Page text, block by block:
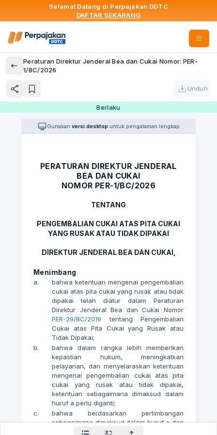
Selamat Datang di Perpajakan DDTC
DAFTAR SEKARANG
Peraturan Direktur Jenderal Bea dan Cukai Nomor: PER-
1/BC/2026
Unduh
Berlaku
Gunakan versi desktop untuk pengalaman lengkap
PERATURAN DIREKTUR JENDERAL
BEA DAN CUKAI
NOMOR PER-1/BC/2026
TENTANG
PENGEMBALIAN CUKAI ATAS PITA CUKAI
YANG RUSAK ATAU TIDAK DIPAKAI
DIREKTUR JENDERAL BEA DAN CUKAI,
Menimbang
a.
bahwa ketentuan mengenai pengembalian
cukai atas pita cukai yang rusak atau tidak
dipakai telah diatur dalam Peraturan
Direktur Jenderal Bea dan Cukai Nomor
PER-29/BC/2019 tentang Pengembalian
Cukai atas Pita Cukai yang Rusak atau
Tidak Dipakai;
b.
bahwa dalam rangka lebih memberikan
kepastian hukum, meningkatkan
pelayanan, dan menyelaraskan ketentuan
mengenai pengembalian cukai atas pita
cukai yang rusak atau tidak dipakai,
ketentuan sebagaimana dimaksud dalam
huruf a perlu diganti;
c.
bahwa berdasarkan pertimbangan
sebagaimana dimaksud dalam huruf a dan
huruf b, perlu menetapkan Peraturan